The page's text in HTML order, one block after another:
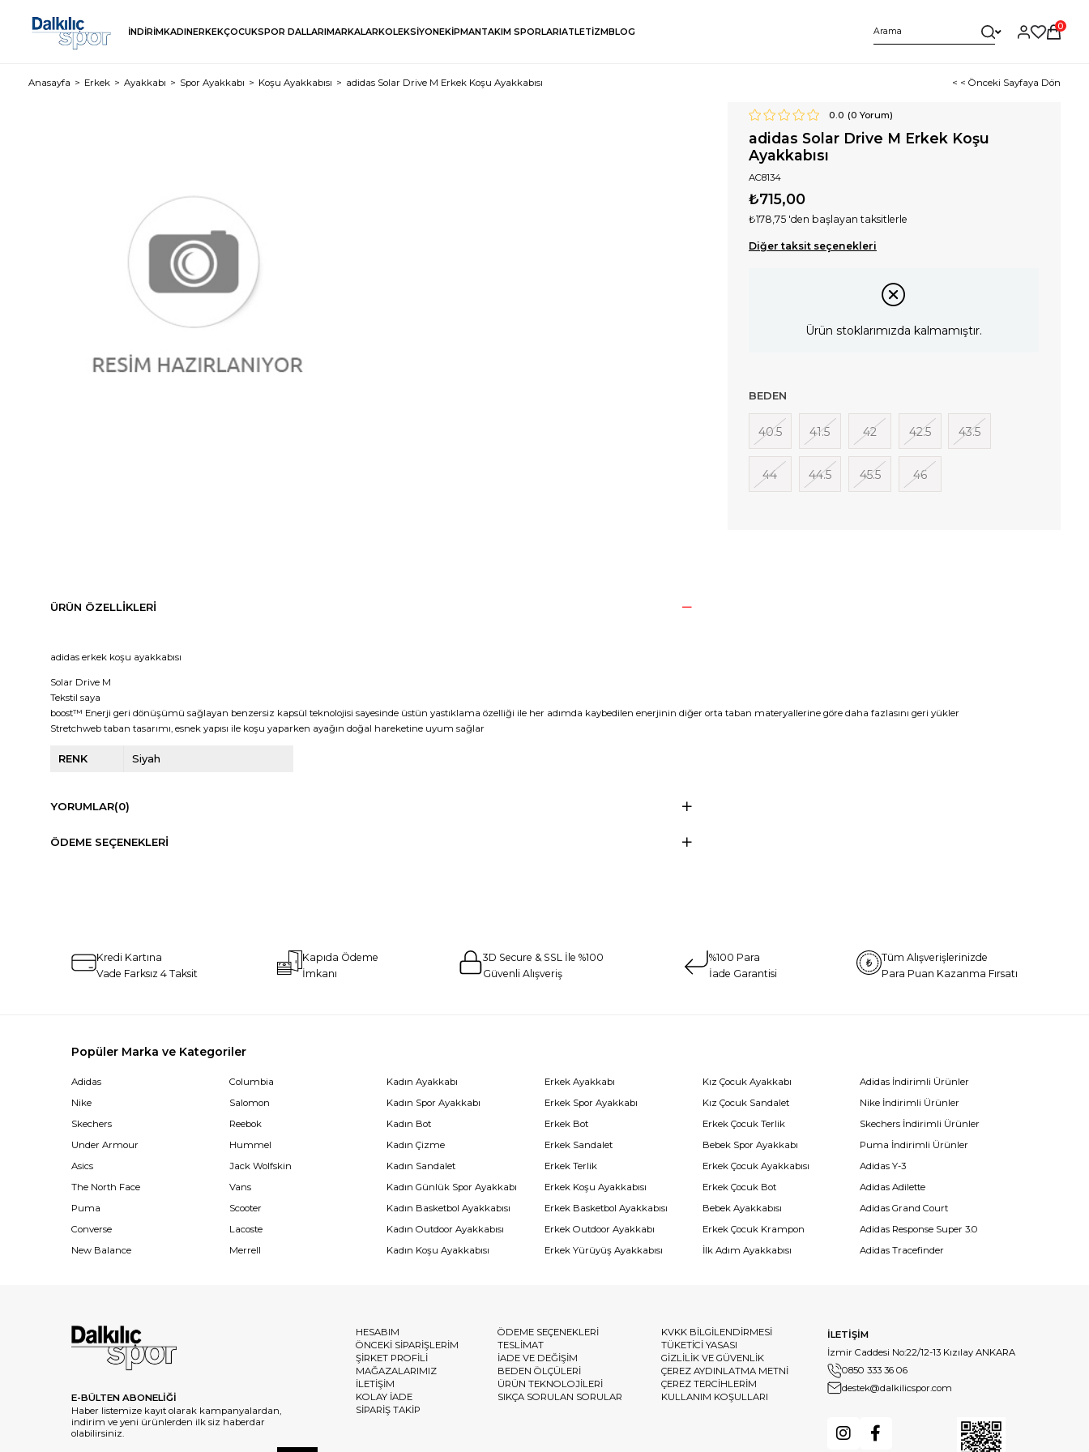
İNDİRİMKADINERKEKÇOCUKSPOR DALLARIMARKALARKOLEKSİYONEKİPMANTAKIM SPORLARIATLETİZMBLOG
0
Anasayfa Erkek Ayakkabı Spor Ayakkabı Koşu Ayakkabısı adidas Solar Drive M Erkek Koşu Ayakkabısı < < Önceki Sayfaya Dön
0.0 (0 Yorum)
adidas Solar Drive M Erkek Koşu
Ayakkabısı
AC8134
₺715,00
₺178,75 'den başlayan taksitlerle
Diğer taksit seçenekleri
Ürün stoklarımızda kalmamıştır.
BEDEN
40.5 41.5 42 42.5 43.5
44 44.5 45.5 46
ÜRÜN ÖZELLIKLERI
adidas erkek koşu ayakkabısı
Solar Drive M
Tekstil saya
boost™ Enerji geri dönüşümü sağlayan benzersiz kapsül teknolojisi sayesinde üstün yastıklama özelliği ile her adımda kaybedilen enerjinin diğer orta taban materyallerine göre daha fazlasını geri yükler
Stretchweb taban tasarımı, esnek yapısı ile koşu yaparken ayağın doğal hareketine uyum sağlar
RENK Siyah
YORUMLAR(0)
ÖDEME SEÇENEKLERI
Kredi Kartına
Vade Farksız 4 Taksit
Kapıda Ödeme
İmkanı
3D Secure & SSL İle %100
Güvenli Alışveriş
%100 Para
İade Garantisi
Tüm Alışverişlerinizde
Para Puan Kazanma Fırsatı
Popüler Marka ve Kategoriler
Adidas
Nike
Skechers
Under Armour
Asics
The North Face
Puma
Converse
New Balance
Columbia
Salomon
Reebok
Hummel
Jack Wolfskin
Vans
Scooter
Lacoste
Merrell
Kadın Ayakkabı
Kadın Spor Ayakkabı
Kadın Bot
Kadın Çizme
Kadın Sandalet
Kadın Günlük Spor Ayakkabı
Kadın Basketbol Ayakkabısı
Kadın Outdoor Ayakkabısı
Kadın Koşu Ayakkabısı
Erkek Ayakkabı
Erkek Spor Ayakkabı
Erkek Bot
Erkek Sandalet
Erkek Terlik
Erkek Koşu Ayakkabısı
Erkek Basketbol Ayakkabısı
Erkek Outdoor Ayakkabı
Erkek Yürüyüş Ayakkabısı
Kız Çocuk Ayakkabı
Kız Çocuk Sandalet
Erkek Çocuk Terlik
Bebek Spor Ayakkabı
Erkek Çocuk Ayakkabısı
Erkek Çocuk Bot
Bebek Ayakkabısı
Erkek Çocuk Krampon
İlk Adım Ayakkabısı
Adidas İndirimli Ürünler
Nike İndirimli Ürünler
Skechers İndirimli Ürünler
Puma İndirimli Ürünler
Adidas Y-3
Adidas Adilette
Adidas Grand Court
Adidas Response Super 3.0
Adidas Tracefinder
E-BÜLTEN ABONELİĞİ
Haber listemize kayıt olarak kampanyalardan,
indirim ve yeni ürünlerden ilk siz haberdar
olabilirsiniz.
HESABIM
ÖNCEKİ SİPARİŞLERİM
ŞİRKET PROFİLİ
MAĞAZALARIMIZ
İLETİŞİM
KOLAY İADE
SİPARİŞ TAKİP
ÖDEME SEÇENEKLERİ
TESLİMAT
İADE VE DEĞİŞİM
BEDEN ÖLÇÜLERİ
ÜRÜN TEKNOLOJİLERİ
SIKÇA SORULAN SORULAR
KVKK BİLGİLENDİRMESİ
TÜKETİCİ YASASI
GİZLİLİK VE GÜVENLİK
ÇEREZ AYDINLATMA METNİ
ÇEREZ TERCİHLERİM
KULLANIM KOŞULLARI
İLETİŞİM
İzmir Caddesi No:22/12-13 Kızılay ANKARA
0850 333 36 06
destek@dalkilicspor.com